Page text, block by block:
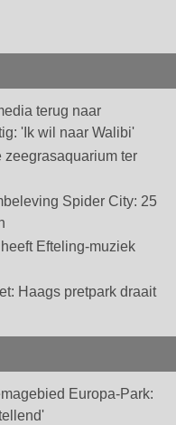
terug naar
'Ik wil naar Walibi'
zeegrasaquarium ter
Spider City: 25
Efteling-muziek
Haags pretpark draait
Europa-Park: